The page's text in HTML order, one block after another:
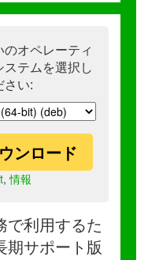
のオペレーティ
ステムを選択し
さい:
ンロード
,情報
で利用するた
期サポート版